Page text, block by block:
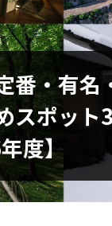
番・有名
スポット
度】